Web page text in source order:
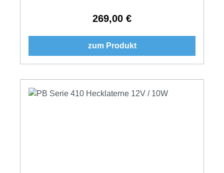
Regulärer Preis:
269,00 €
zum Produkt